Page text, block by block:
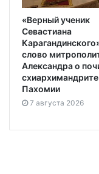
«Верный ученик
Севастиана
слово
Александра о
схиархимандрите
Пахомии
7 августа 2026